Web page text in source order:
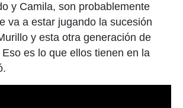
y Camila, son probablemente
va a estar jugando la sucesión
y esta otra generación de
es lo que ellos tienen en la